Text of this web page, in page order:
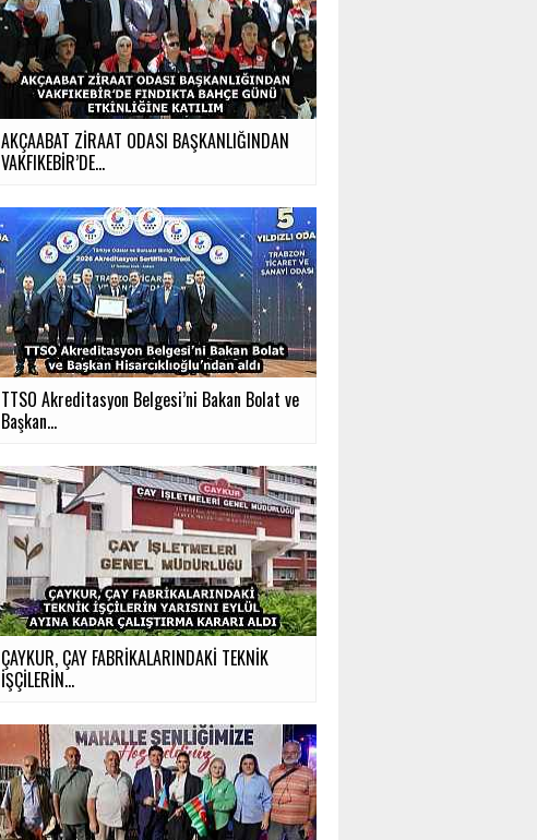
AKÇAABAT ZİRAAT ODASI BAŞKANLIĞINDAN
VAKFIKEBİR’DE...
TTSO Akreditasyon Belgesi’ni Bakan Bolat ve
Başkan...
ÇAYKUR, ÇAY FABRİKALARINDAKİ TEKNİK
İŞÇİLERİN...